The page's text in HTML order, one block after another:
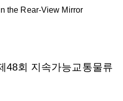
48회 지속가능교통물류